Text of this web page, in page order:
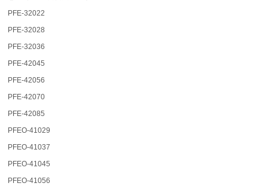
PFE-32022
PFE-32028
PFE-32036
PFE-42045
PFE-42056
PFE-42070
PFE-42085
PFEO-41029
PFEO-41037
PFEO-41045
PFEO-41056